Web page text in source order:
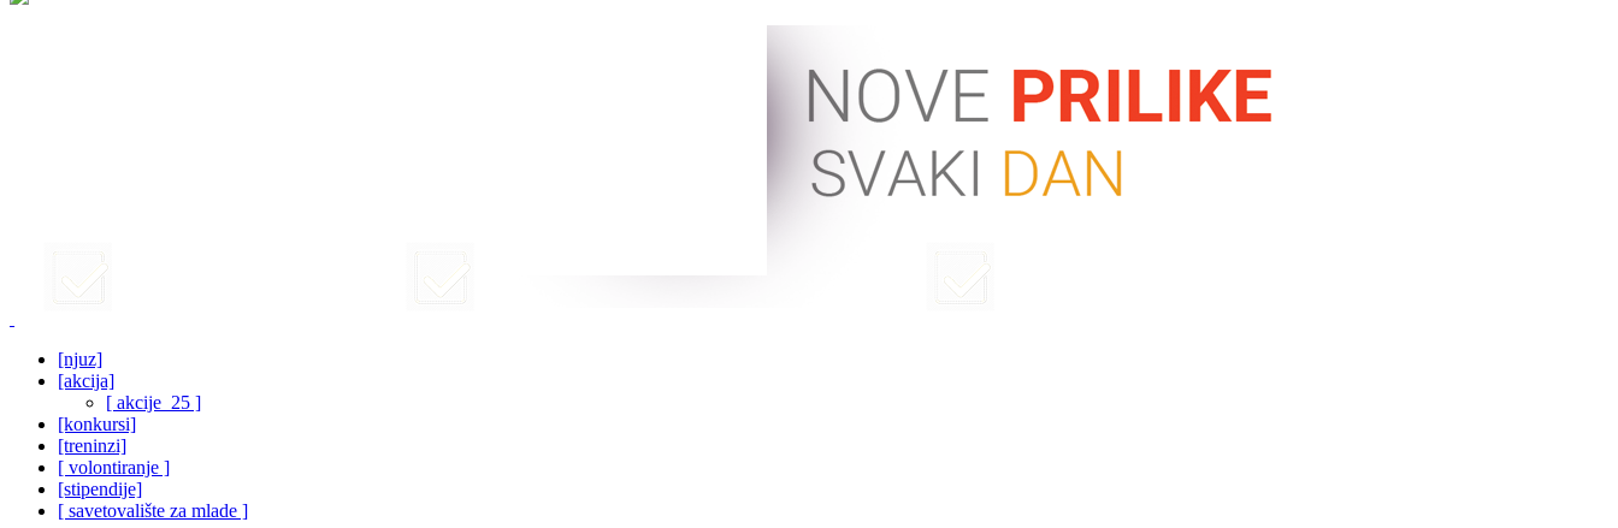
[njuz]
[akcija]
[ akcije_25 ]
[konkursi]
[treninzi]
[ volontiranje ]
[stipendije]
[ savetovalište za mlade ]